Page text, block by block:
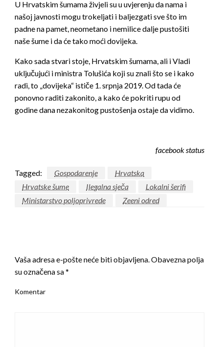
U Hrvatskim šumama živjeli su u uvjerenju da nama i
našoj javnosti mogu trokeljati i baljezgati sve što im
padne na pamet, neometano i nemilice dalje pustošiti
naše šume i da će tako moći dovijeka.
Kako sada stvari stoje, Hrvatskim šumama, ali i Vladi
uključujući i ministra Tolušića koji su znali što se i kako
radi, to „dovijeka“ ističe 1. srpnja 2019. Od tada će
ponovno raditi zakonito, a kako će pokriti rupu od
godine dana nezakonitog pustošenja ostaje da vidimo.
facebook status
Tagged: Gospodarenje
Hrvatska
Hrvatske šume
Ilegalna sječa
Lokalni šerifi
Ministarstvo poljoprivrede
Zeeni odred
Vaša adresa e-pošte neće biti objavljena. Obavezna polja
su označena sa*
Komentar